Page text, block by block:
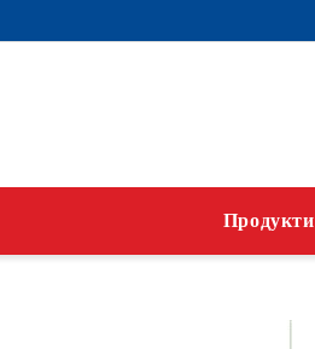
Продукти